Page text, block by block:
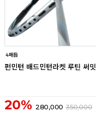
펀민턴 배드민턴라켓 루틴 써밋
20% 280,000 350,000